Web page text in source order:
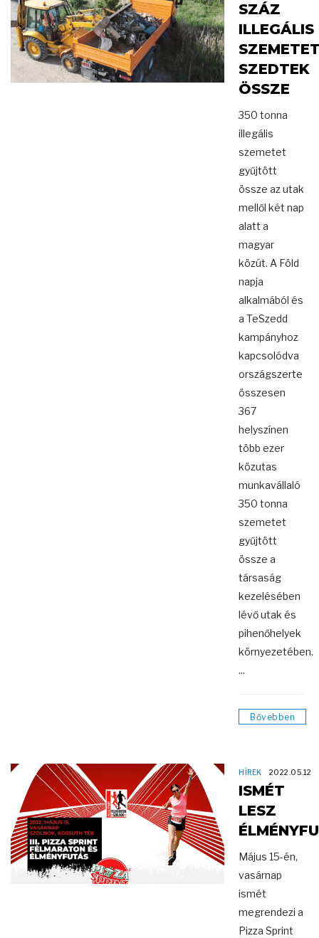
SZÁZ
ILLEGÁLIS
SZEDTEK
ÖSSZE
350 tonna
illegális
szemetet
gyűjtött
össze az utak
mellől két nap
alatt a
magyar
közút. A Föld
napja
alkalmából és
a TeSzedd
kampányhoz
kapcsolódva
országszerte
összesen
367
helyszínen
több ezer
közutas
munkavállaló
350 tonna
szemetet
gyűjtött
össze a
társaság
kezelésében
lévő utak és
pihenőhelyek
környezetében.
...
Bővebben
HÍREK 2022.05.12
ISMÉT
LESZ
Május 15-én,
vasárnap
ismét
megrendezi a
Pizza Sprint